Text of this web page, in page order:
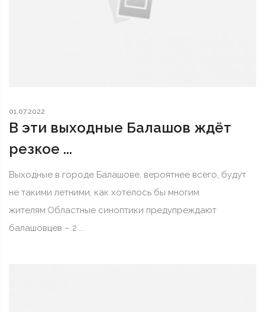
01.07.2022
В эти выходные Балашов ждёт
резкое ...
Выходные в городе Балашове, вероятнее всего, будут
не такими летними, как хотелось бы многим
жителям.Областные синоптики предупреждают
балашовцев – 2 ...